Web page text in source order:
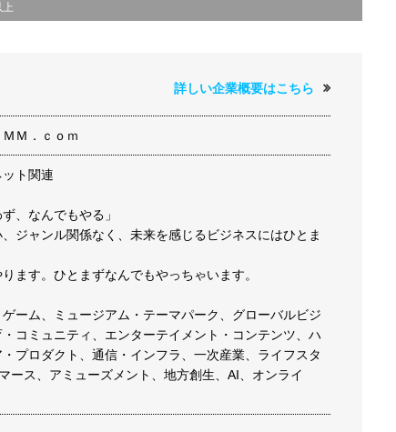
詳しい企業概要はこちら
Ｍ．ｃｏｍ
ト関連
ず、なんでもやる」
ジャンル関係なく、未来を感じるビジネスにはひとま
ます。ひとまずなんでもやっちゃいます。
ーム、ミュージアム・テーマパーク、グローバルビジ
コミュニティ、エンターテイメント・コンテンツ、ハ
プロダクト、通信・インフラ、一次産業、ライフスタ
ース、アミューズメント、地方創生、AI、オンライ